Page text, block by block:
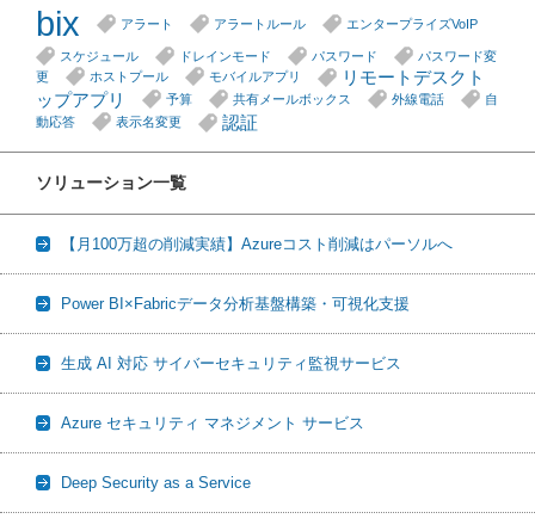
bix
アラート アラートルール エンタープライズVoIP
スケジュール ドレインモード パスワード
パスワード変
更
ホストプール モバイルアプリ
リモートデスクト
ップアプリ
予算 共有メールボックス 外線電話
自
動応答
表示名変更 認証
ソリューション一覧
【月100万超の削減実績】Azureコスト削減はパーソルへ
Power BI×Fabricデータ分析基盤構築・可視化支援
生成 AI 対応 サイバーセキュリティ監視サービス
Azure セキュリティ マネジメント サービス
Deep Security as a Service